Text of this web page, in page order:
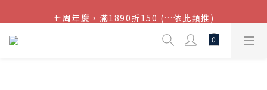
結帳金額滿$1080超取免運
七周年慶，滿1890折150 (…依此類推)
點我加入官方LINE帳號，獲得50元現金券